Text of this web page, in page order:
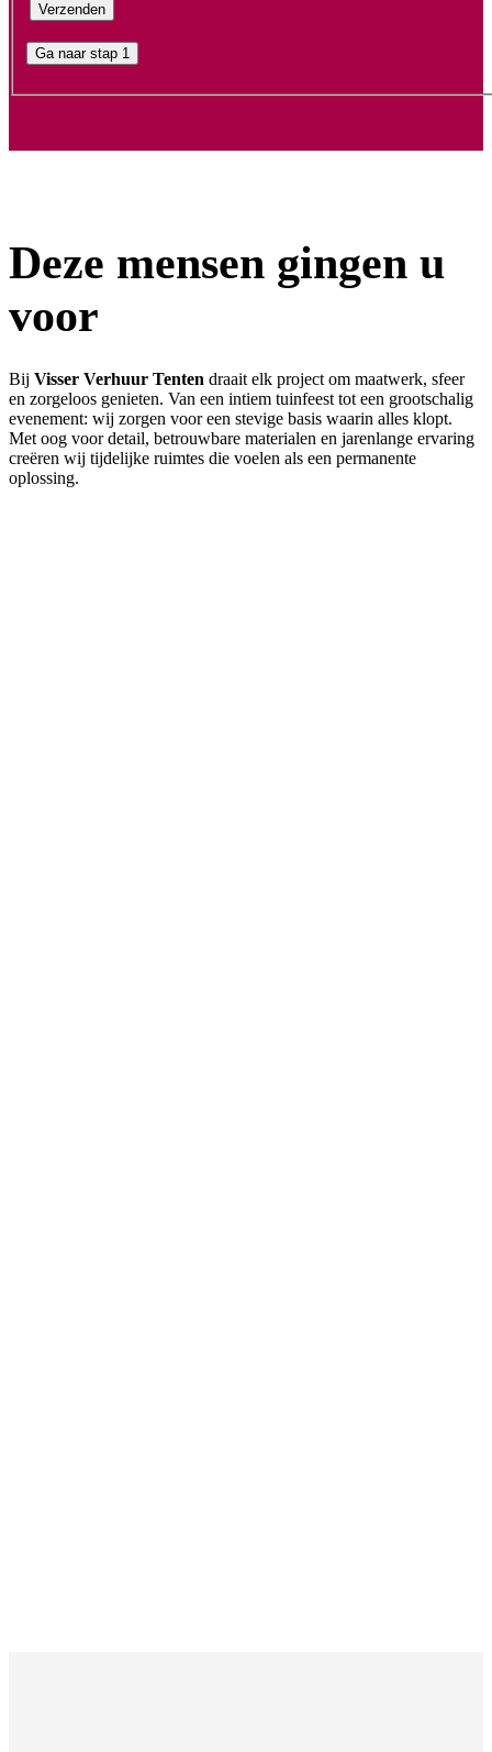
Ga naar stap 1
Deze mensen gingen u
voor
Bij Visser Verhuur Tenten draait elk project om maatwerk, sfeer
en zorgeloos genieten. Van een intiem tuinfeest tot een grootschalig
evenement: wij zorgen voor een stevige basis waarin alles klopt.
Met oog voor detail, betrouwbare materialen en jarenlange ervaring
creëren wij tijdelijke ruimtes die voelen als een permanente
oplossing.